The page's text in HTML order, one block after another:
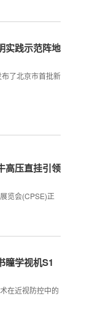
实践示范阵地
了北京市首批新
高压直挂引领
览会(CPSE)正
瞳学视机S1
在近视防控中的